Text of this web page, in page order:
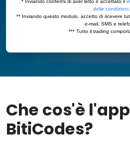
Che cos'è l'app
BitiCodes?